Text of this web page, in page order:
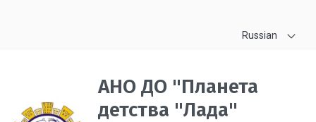
Russian
АНО ДО "Планета
детства "Лада"